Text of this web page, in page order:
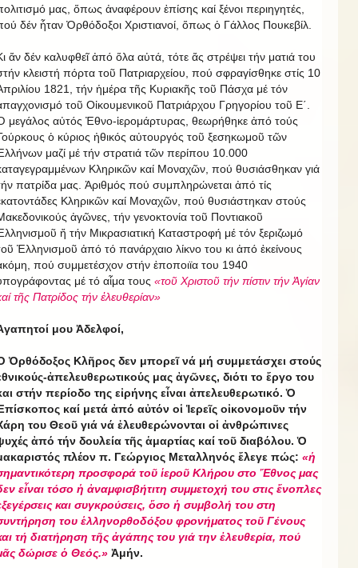
μας, ὅπως ἀναφέρουν ἐπίσης καί ξένοι περιηγητές,
δέν ἦταν Ὀρθόδοξοι Χριστιανοί, ὅπως ὁ Γάλλος Πουκεβίλ.
ἄν δέν καλυφθεῖ ἀπό ὅλα αὐτά, τότε ἄς στρέψει τήν ματιά του
κλειστή πόρτα τοῦ Πατριαρχείου, πού σφραγίσθηκε στίς 10
1821, τήν ἡμέρα τῆς Κυριακῆς τοῦ Πάσχα μέ τόν
τοῦ Οἰκουμενικοῦ Πατριάρχου Γρηγορίου τοῦ Ε΄.
μεγάλος αὐτός Ἐθνο-ἱερομάρτυρας, θεωρήθηκε ἀπό τούς
ὁ κύριος ἠθικός αὐτουργός τοῦ ξεσηκωμοῦ τῶν
μαζί μέ τήν στρατιά τῶν περίπου 10.000
Κληρικῶν καί Μοναχῶν, πού θυσιάσθηκαν γιά
πατρίδα μας. Ἀριθμός πού συμπληρώνεται ἀπό τίς
Κληρικῶν καί Μοναχῶν, πού θυσιάστηκαν στούς
ἀγῶνες, τήν γενοκτονία τοῦ Ποντιακοῦ
ἤ τήν Μικρασιατική Καταστροφή μέ τόν ξεριζωμό
Ἑλληνισμοῦ ἀπό τό πανάρχαιο λίκνο του κι ἀπό ἐκείνους
πού συμμετέσχον στήν ἐποποιϊα του 1940
μέ τό αἷμα τους «τοῦ Χριστοῦ τήν πίστιν τήν Ἁγίαν
τῆς Πατρίδος τήν ἐλευθερίαν»
μου Ἀδελφοί,
Ὀρθόδοξος Κλῆρος δεν μπορεῖ νά μή συμμετάσχει στούς
ἀπελευθερωτικούς μας ἀγῶνες, διότι το ἔργο του
στήν περίοδο της εἰρήνης εἶναι ἀπελευθερωτικό. Ὁ
καί μετά ἀπό αὐτόν οἱ Ἱερεῖς οἰκονομοῦν τήν
του Θεοῦ γιά νά ἐλευθερώνονται οἱ ἀνθρώπινες
ἀπό τήν δουλεία τῆς ἁμαρτίας καί τοῦ διαβόλου. Ὁ
πλέον π. Γεώργιος Μεταλληνός ἔλεγε πώς: «ἡ
προσφορά τοῦ ἱεροῦ Κλήρου στο Ἔθνος μας
εἶναι τόσο ἡ ἀναμφισβήτιτη συμμετοχή του στις ἔνοπλες
και συγκρούσεις, ὅσο ἡ συμβολή του στη
του ἑλληνορθοδόξου φρονήματος τοῦ Γένους
τή διατήρηση τῆς ἀγάπης του γιά την ἐλευθερία, πού
δώρισε ὁ Θεός.» Ἀμήν.